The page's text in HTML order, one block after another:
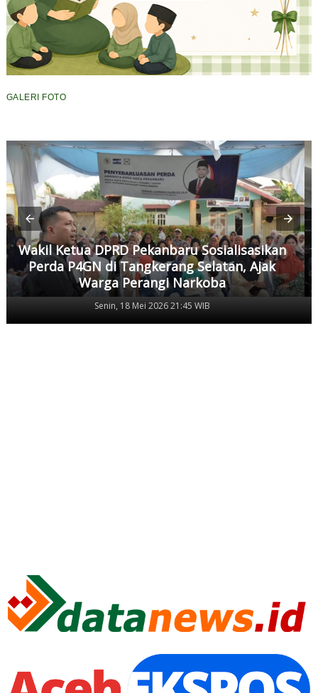
GALERI FOTO
Wakil Ketua DPRD Pekanbaru Sosialisasikan
Perda P4GN di Tangkerang Selatan, Ajak
Warga Perangi Narkoba
Senin, 18 Mei 2026 21:45 WIB